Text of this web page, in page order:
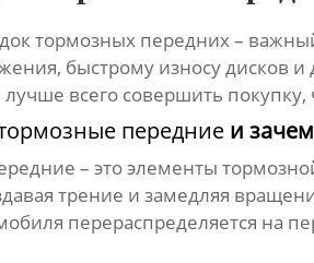
тормозных передних–
быстрому износу дисков
всего совершить
передниеи
– это элементы
трение и замедляя
перераспределяется на